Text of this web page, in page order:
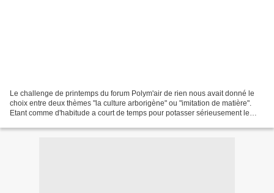
Le challenge de printemps du forum Polym'air de rien nous avait donné le
choix entre deux thèmes "la culture arborigène" ou "imitation de matière".
Etant comme d'habitude a court de temps pour potasser sérieusement le